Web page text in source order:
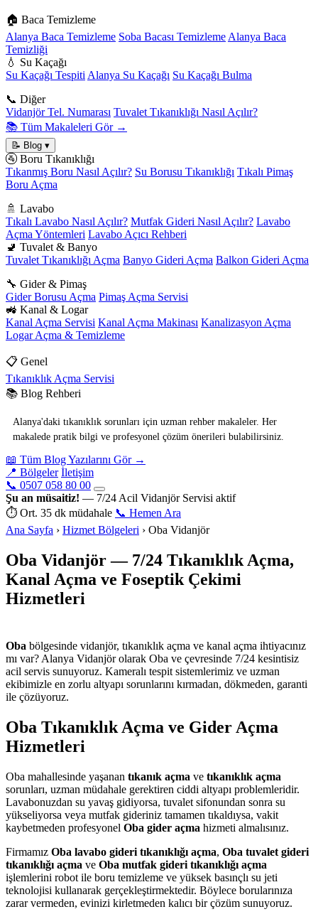
🏠 Baca Temizleme
Alanya Baca Temizleme Soba Bacası Temizleme Alanya Baca
Temizliği
💧 Su Kaçağı
Su Kaçağı Tespiti Alanya Su Kaçağı Su Kaçağı Bulma
📞 Diğer
Vidanjör Tel. Numarası Tuvalet Tıkanıklığı Nasıl Açılır?
📚 Tüm Makaleleri Gör →
📝 Blog ▾
🚰 Boru Tıkanıklığı
Tıkanmış Boru Nasıl Açılır? Su Borusu Tıkanıklığı Tıkalı Pimaş
Boru Açma
🚿 Lavabo
Tıkalı Lavabo Nasıl Açılır? Mutfak Gideri Nasıl Açılır? Lavabo
Açma Yöntemleri Lavabo Açıcı Rehberi
🚽 Tuvalet & Banyo
Tuvalet Tıkanıklığı Açma Banyo Gideri Açma Balkon Gideri Açma
🔧 Gider & Pimaş
Gider Borusu Açma Pimaş Açma Servisi
🚜 Kanal & Logar
Kanal Açma Servisi Kanal Açma Makinası Kanalizasyon Açma
Logar Açma & Temizleme
📋 Genel
Tıkanıklık Açma Servisi
📚 Blog Rehberi
Alanya'daki tıkanıklık sorunları için uzman rehber makaleler. Her
makalede pratik bilgi ve profesyonel çözüm önerileri bulabilirsiniz.
📖 Tüm Blog Yazılarını Gör →
📍 Bölgeler İletişim
📞 0507 058 80 00
Şu an müsaitiz! — 7/24 Acil Vidanjör Servisi aktif
⏱ Ort. 35 dk müdahale 📞 Hemen Ara
Ana Sayfa › Hizmet Bölgeleri › Oba Vidanjör
Oba Vidanjör — 7/24 Tıkanıklık Açma,
Kanal Açma ve Foseptik Çekimi
Hizmetleri
Oba bölgesinde vidanjör, tıkanıklık açma ve kanal açma ihtiyacınız
mı var? Alanya Vidanjör olarak Oba ve çevresinde 7/24 kesintisiz
acil servis sunuyoruz. Kameralı tespit sistemlerimiz ve uzman
ekibimizle en zorlu altyapı sorunlarını kırmadan, dökmeden, garanti
ile çözüyoruz.
Oba Tıkanıklık Açma ve Gider Açma
Hizmetleri
Oba mahallesinde yaşanan tıkanık açma ve tıkanıklık açma
sorunları, uzman müdahale gerektiren ciddi altyapı problemleridir.
Lavabonuzdan su yavaş gidiyorsa, tuvalet sifonundan sonra su
yükseliyorsa veya mutfak gideriniz tamamen tıkaldıysa, vakit
kaybetmeden profesyonel Oba gider açma hizmeti almalısınız.
Firmamız Oba lavabo gideri tıkanıklığı açma, Oba tuvalet gideri
tıkanıklığı açma ve Oba mutfak gideri tıkanıklığı açma
işlemlerini robot ile boru temizleme ve yüksek basınçlı su jeti
teknolojisi kullanarak gerçekleştirmektedir. Böylece borularınıza
zarar vermeden, evinizi kirletmeden kalıcı bir çözüm sunuyoruz.